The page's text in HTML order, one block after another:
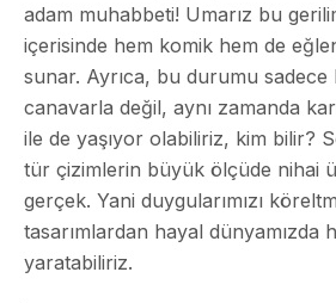
adam muhabbeti! Umarız bu
içerisinde hem komik hem de
sunar. Ayrıca, bu durumu
canavarla değil, aynı zamanda
ile de yaşıyor olabiliriz, kim bilir?
tür çizimlerin büyük ölçüde nihai
gerçek. Yani duygularımızı
tasarımlardan hayal dünyamızda
yaratabiliriz.